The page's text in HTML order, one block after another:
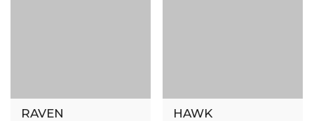
RAVEN HAWK